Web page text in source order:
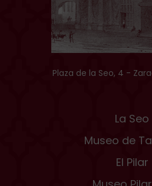
Plaza de la Seo, 4 -
La Seo
Museo de
El Pilar